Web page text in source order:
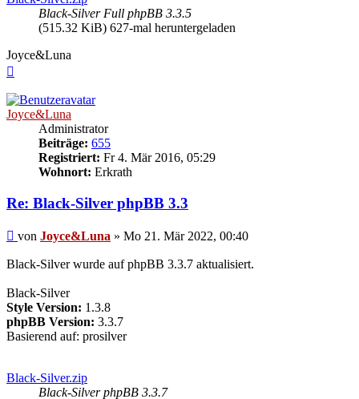
Black-Silver Full phpBB 3.3.5
(515.32 KiB) 627-mal heruntergeladen
Joyce&Luna
Joyce&Luna
Administrator
Beiträge: 655
Registriert: Fr 4. Mär 2016, 05:29
Wohnort: Erkrath
Re: Black-Silver phpBB 3.3
Beitrag
von Joyce&Luna » Mo 21. Mär 2022, 00:40
Black-Silver wurde auf phpBB 3.3.7 aktualisiert.
Black-Silver
Style Version: 1.3.8
phpBB Version: 3.3.7
Basierend auf: prosilver
Black-Silver.zip
Black-Silver phpBB 3.3.7